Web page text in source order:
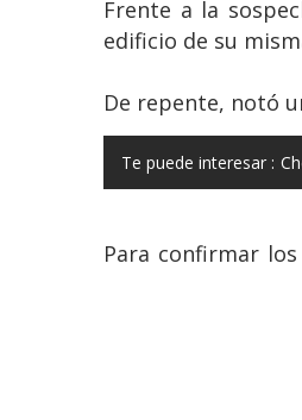
Frente a la
edificio de su
De repente, notó
Te puede interesar :
Para confirmar